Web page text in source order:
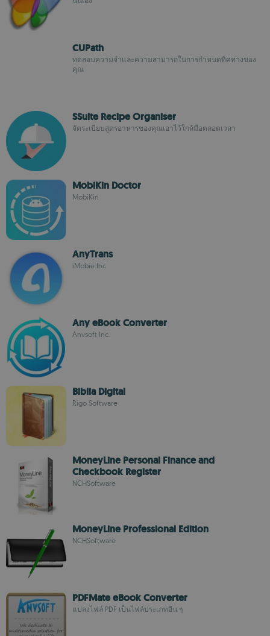
CUPath
ทดสอบความจำและความสามารถในการกำหนดทิศทางของ
คุณ
SSuite Recipe Organiser
จัดระเบียบสูตรอาหารของคุณเอาไว้ใกล้มือตลอดเวลา
MobiKin Doctor
MobiKin
AnyTrans
iMobie.Inc
Any eBook Converter
Anvsoft Inc.
Biblia Digital
Rigo Software
MoneyLine Personal Finance and
Checkbook Register
NCHSoftware
MoneyLine Professional Edition
NCHSoftware
PDFMate eBook Converter
แปลงไฟล์ PDF เป็นไฟล์ประเภทอื่น ๆ